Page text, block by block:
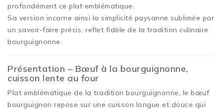
profondément ce plat emblématique.
Sa version incarne ainsi la simplicité paysanne sublimée par
un savoir-faire précis, reflet fidèle de la tradition culinaire
bourguignonne.
Présentation – Bœuf à la bourguignonne,
cuisson lente au four
Plat emblématique de la tradition bourguignonne, le bœuf
bourguignon repose sur une cuisson longue et douce qui